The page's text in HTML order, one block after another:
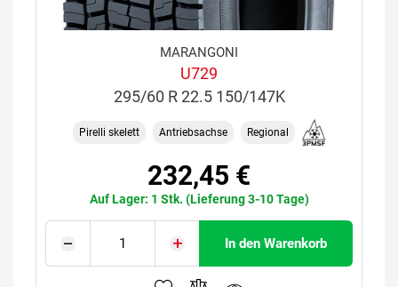
MARANGONI
U729
295/60 R 22.5 150/147K
Pirelli skelett Antriebsachse Regional
232,45 €
Auf Lager: 1 Stk. (Lieferung 3-10 Tage)
In den Warenkorb